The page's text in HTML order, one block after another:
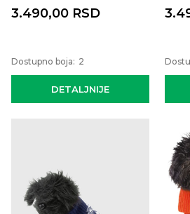
DETALJNIJE
3.490,00 RSD
Dostupno boja: 2